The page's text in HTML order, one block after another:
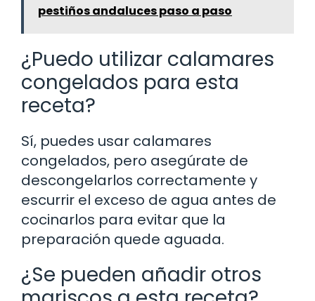
pestiños andaluces paso a paso
¿Puedo utilizar calamares
congelados para esta
receta?
Sí, puedes usar calamares
congelados, pero asegúrate de
descongelarlos correctamente y
escurrir el exceso de agua antes de
cocinarlos para evitar que la
preparación quede aguada.
¿Se pueden añadir otros